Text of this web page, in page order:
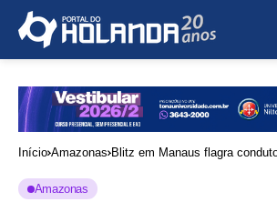
Início Amazonas Blitz em Manaus flagra
Amazonas